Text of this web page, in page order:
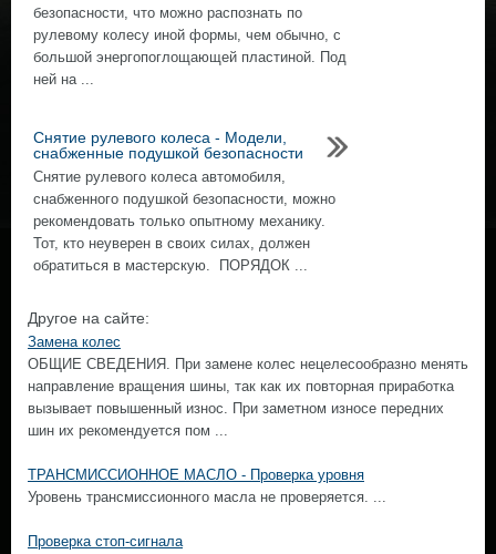
безопасности, что можно распознать по
рулевому колесу иной формы, чем обычно, с
большой энергопоглощающей пластиной. Под
ней на ...
Снятие рулевого колеса - Модели,
снабженные подушкой безопасности
Снятие рулевого колеса автомобиля,
снабженного подушкой безопасности, можно
рекомендовать только опытному механику.
Тот, кто неуверен в своих силах, должен
обратиться в мастерскую. ПОРЯДОК ...
Другое на сайте:
Замена колес
ОБЩИЕ СВЕДЕНИЯ. При замене колес нецелесообразно менять
направление вращения шины, так как их повторная приработка
вызывает повышенный износ. При заметном износе передних
шин их рекомендуется пом ...
ТРАНСМИССИОННОЕ МАСЛО - Проверка уровня
Уровень трансмиссионного масла не проверяется. ...
Проверка стоп-сигнала